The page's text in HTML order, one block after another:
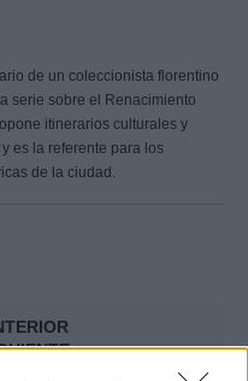
de un coleccionista florentino
serie sobre el Renacimiento
itinerarios culturales y
es la referente para los
de la ciudad.